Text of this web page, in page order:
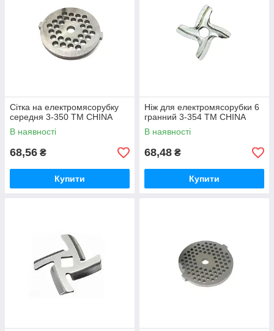
Сітка на електромясорубку
середня 3-350 ТМ CHINA
В наявності
68,56 ₴
Купити
Ніж для електромясорубки 6
гранний 3-354 ТМ CHINA
В наявності
68,48 ₴
Купити